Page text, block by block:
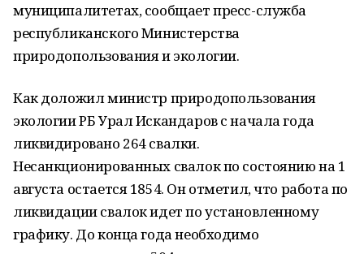
муниципалитетах, сообщает пресс-служба
республиканского Министерства
природопользования и экологии.
Как доложил министр природопользования
экологии РБ Урал Искандаров с начала года
ликвидировано 264 свалки.
Несанкционированных свалок по состоянию на 1
августа остается 1854. Он отметил, что работа по
ликвидации свалок идет по установленному
графику. До конца года необходимо